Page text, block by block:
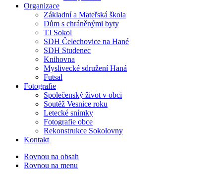
Organizace
Základní a Mateřská škola
Dům s chráněnými byty
TJ Sokol
SDH Čelechovice na Hané
SDH Studenec
Knihovna
Myslivecké sdružení Haná
Futsal
Fotografie
Společenský život v obci
Soutěž Vesnice roku
Letecké snímky
Fotografie obce
Rekonstrukce Sokolovny
Kontakt
Rovnou na obsah
Rovnou na menu